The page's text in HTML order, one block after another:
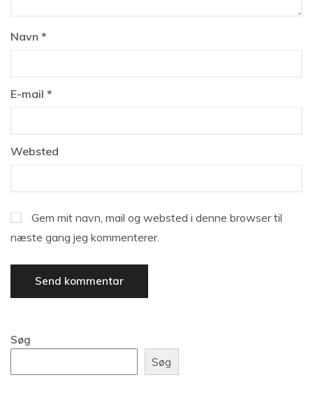
Navn *
E-mail *
Websted
Gem mit navn, mail og websted i denne browser til
næste gang jeg kommenterer.
Søg
Søg